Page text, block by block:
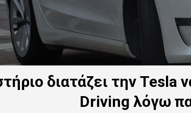
διατάζει την Tesla
Driving λόγω